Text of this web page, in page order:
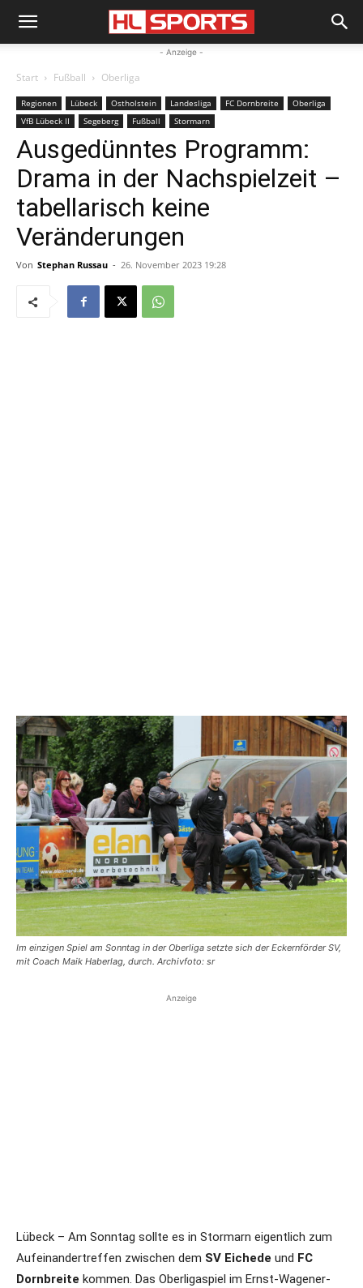
- Anzeige -
Start Fußball Oberliga
Regionen Lübeck Ostholstein Landesliga FC Dornbreite
Oberliga
VfB Lübeck II
Segeberg Fußball Stormarn
Ausgedünntes Programm:
Drama in der Nachspielzeit –
tabellarisch keine
Veränderungen
Von Stephan Russau - 26. November 2023 19:28
Im einzigen Spiel am Sonntag in der Oberliga setzte sich der Eckernförder SV,
mit Coach Maik Haberlag, durch. Archivfoto: sr
Anzeige
Lübeck – Am Sonntag sollte es in Stormarn eigentlich zum
Aufeinandertreffen zwischen dem SV Eichede und FC
Dornbreite kommen. Das Oberligaspiel im Ernst-Wagener-